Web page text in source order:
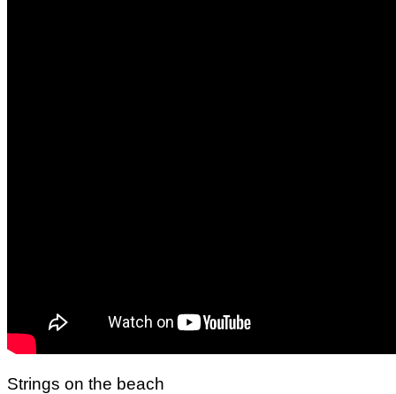
Strings on the beach